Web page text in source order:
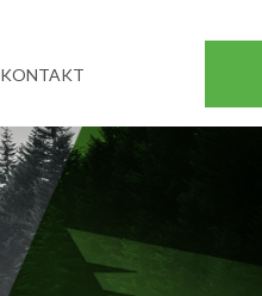
KONTAKT